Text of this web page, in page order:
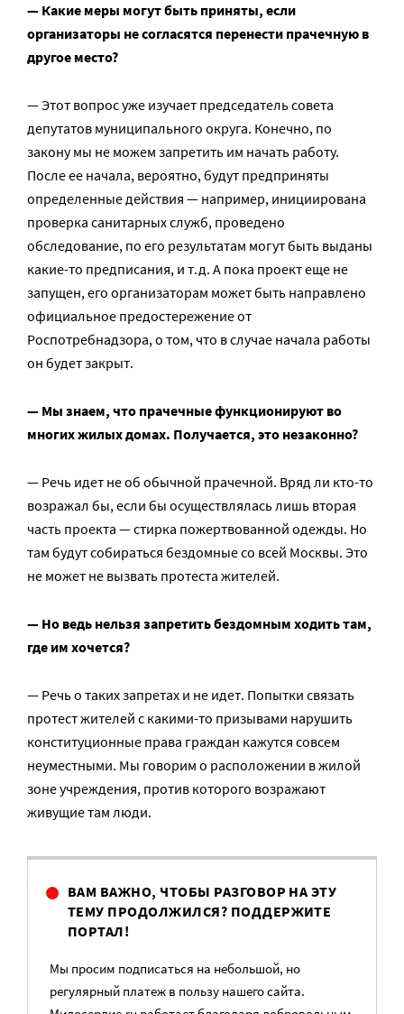
— Какие меры могут быть приняты, если
организаторы не согласятся перенести прачечную в
другое место?
— Этот вопрос уже изучает председатель совета
депутатов муниципального округа. Конечно, по
закону мы не можем запретить им начать работу.
После ее начала, вероятно, будут предприняты
определенные действия — например, инициирована
проверка санитарных служб, проведено
обследование, по его результатам могут быть выданы
какие-то предписания, и т.д. А пока проект еще не
запущен, его организаторам может быть направлено
официальное предостережение от
Роспотребнадзора, о том, что в случае начала работы
он будет закрыт.
— Мы знаем, что прачечные функционируют во
многих жилых домах. Получается, это незаконно?
— Речь идет не об обычной прачечной. Вряд ли кто-то
возражал бы, если бы осуществлялась лишь вторая
часть проекта — стирка пожертвованной одежды. Но
там будут собираться бездомные со всей Москвы. Это
не может не вызвать протеста жителей.
— Но ведь нельзя запретить бездомным ходить там,
где им хочется?
— Речь о таких запретах и не идет. Попытки связать
протест жителей с какими-то призывами нарушить
конституционные права граждан кажутся совсем
неуместными. Мы говорим о расположении в жилой
зоне учреждения, против которого возражают
живущие там люди.
ВАМ ВАЖНО, ЧТОБЫ РАЗГОВОР НА ЭТУ
ТЕМУ ПРОДОЛЖИЛСЯ? ПОДДЕРЖИТЕ
ПОРТАЛ!
Мы просим подписаться на небольшой, но
регулярный платеж в пользу нашего сайта.